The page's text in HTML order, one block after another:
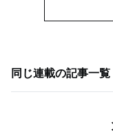
同じ連載の記事一覧